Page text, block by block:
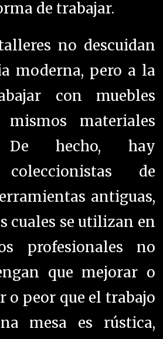
De hecho, hay
coleccionistas de
antiguas,
cuales se utilizan en
profesionales no
que mejorar o
o peor que el trabajo
mesa es rústica,
esta esencia. Para
renuncian a
sintéticos, como